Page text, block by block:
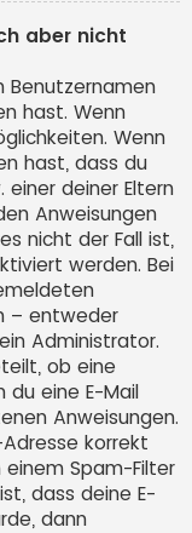
aber nicht
Benutzernamen
hast. Wenn
Wenn
hast, dass du
deiner Eltern
Anweisungen
nicht der Fall ist,
werden. Bei
– entweder
Administrator.
ob eine
du eine E-Mail
Anweisungen.
korrekt
Spam-Filter
dass deine E-
dann